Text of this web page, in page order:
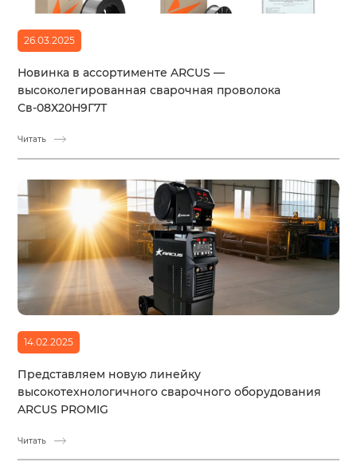
26.03.2025
Новинка в ассортименте ARCUS —
высоколегированная сварочная проволока
Св-08Х20Н9Г7Т
Читать
14.02.2025
Представляем новую линейку
высокотехнологичного сварочного оборудования
ARCUS PROMIG
Читать